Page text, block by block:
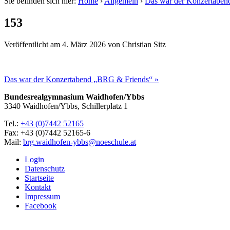
153
Veröffentlicht am 4. März 2026 von Christian Sitz
Das war der Konzertabend „BRG & Friends“ »
Bundesrealgymnasium Waidhofen/Ybbs
3340 Waidhofen/Ybbs, Schillerplatz 1
Tel.: +43 (0)7442 52165
Fax: +43 (0)7442 52165-6
Mail: brg.waidhofen-ybbs@noeschule.at
Login
Datenschutz
Startseite
Kontakt
Impressum
Facebook